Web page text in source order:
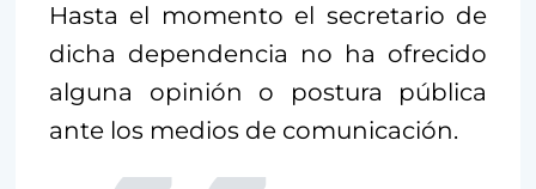
Hasta el momento el secretario de
dicha dependencia no ha ofrecido
alguna opinión o postura pública
ante los medios de comunicación.